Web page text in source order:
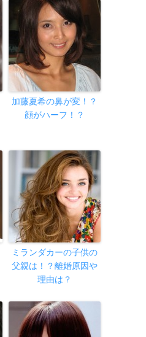
加藤夏希の鼻が変！？
顔がハーフ！？
ミランダカーの子供の
父親は！？離婚原因や
理由は？